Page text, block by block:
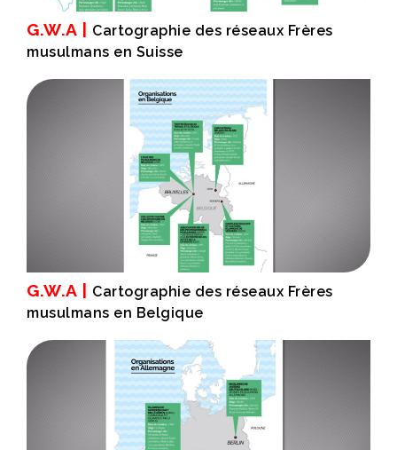
G.W.A |
Cartographie des réseaux Frères
musulmans en Suisse
G.W.A |
Cartographie des réseaux Frères
musulmans en Belgique